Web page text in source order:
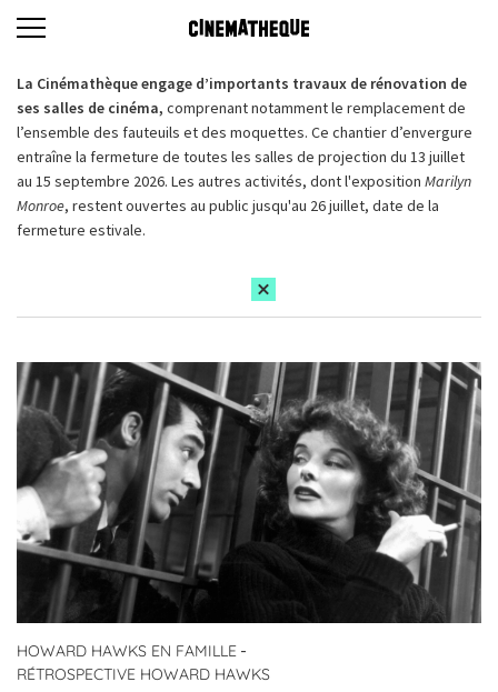
La Cinémathèque engage d’importants travaux de rénovation de
ses salles de cinéma, comprenant notamment le remplacement de
l’ensemble des fauteuils et des moquettes. Ce chantier d’envergure
entraîne la fermeture de toutes les salles de projection du 13 juillet
au 15 septembre 2026. Les autres activités, dont l'exposition Marilyn
Monroe, restent ouvertes au public jusqu'au 26 juillet, date de la
fermeture estivale.
HOWARD HAWKS EN FAMILLE -
RÉTROSPECTIVE HOWARD HAWKS